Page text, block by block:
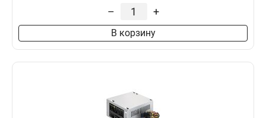
– +
В корзину